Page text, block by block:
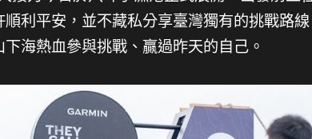
利平安，並不藏私分享臺灣獨有的挑戰路
海熱血參與挑戰、贏過昨天的自己。